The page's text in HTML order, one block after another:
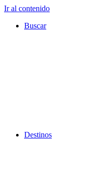
Ir al contenido
Buscar
Destinos